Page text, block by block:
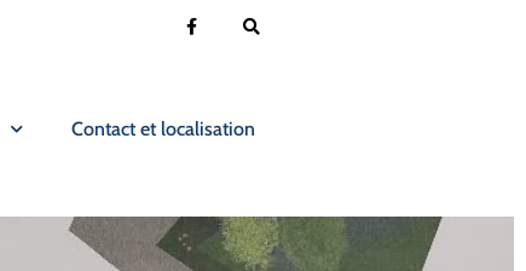
Contact et localisation